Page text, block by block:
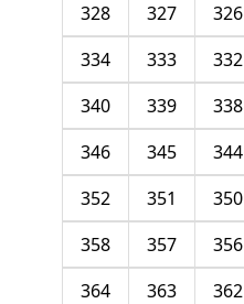
326
327
328
332
333
334
338
339
340
344
345
346
350
351
352
356
357
358
362
363
364